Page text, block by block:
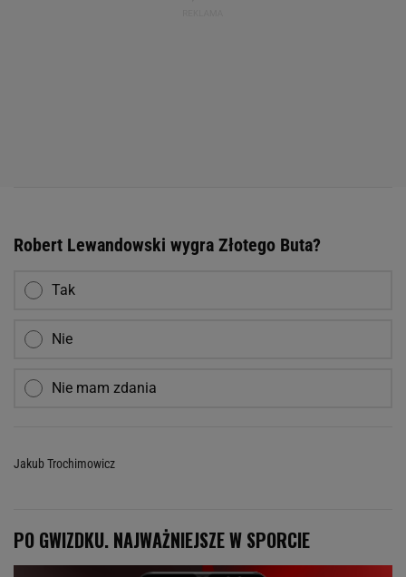
Robert Lewandowski wygra Złotego Buta?
Tak
Nie
Nie mam zdania
Jakub Trochimowicz